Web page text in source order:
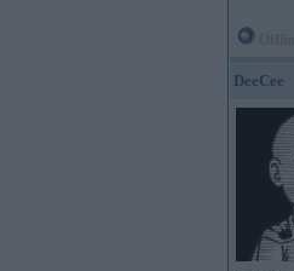
DeeCee